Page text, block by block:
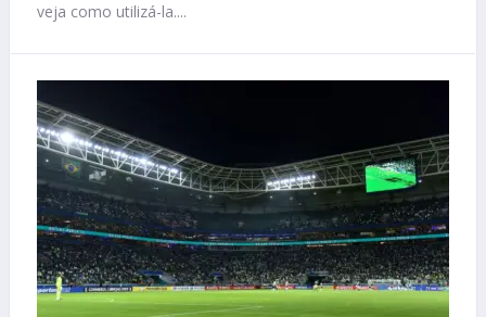
veja como utilizá-la....